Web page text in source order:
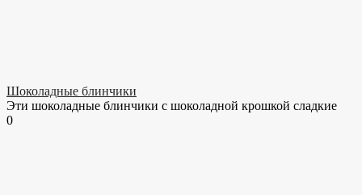
Шоколадные блинчики
Эти шоколадные блинчики с шоколадной крошкой сладкие
0